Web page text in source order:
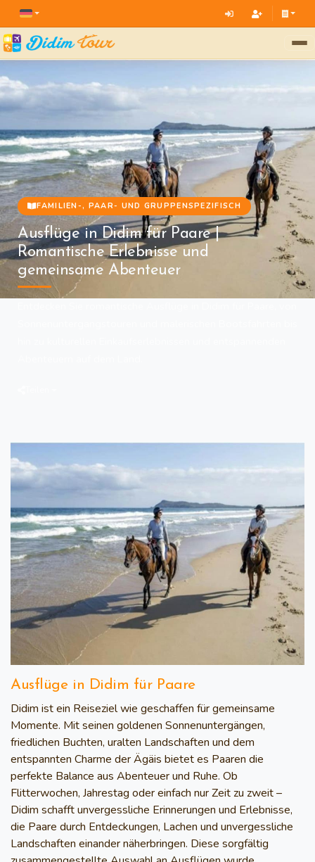
FAMILIEN-, PAAR- UND GRUPPENSPEZIFISCH
Ausflüge in Didim für Paare |
Romantische Erlebnisse und
gemeinsame Abenteuer
Ausflüge in Didim für Paare
Didim ist ein Reiseziel wie geschaffen für gemeinsame
Momente. Mit seinen goldenen Sonnenuntergängen,
friedlichen Buchten, uralten Landschaften und dem
entspannten Charme der Ägäis bietet es Paaren die
perfekte Balance aus Abenteuer und Ruhe. Ob
Flitterwochen, Jahrestag oder einfach nur Zeit zu zweit –
Didim schafft unvergessliche Erinnerungen und Erlebnisse,
die Paare durch Entdeckungen, Lachen und unvergessliche
Landschaften einander näherbringen. Diese sorgfältig